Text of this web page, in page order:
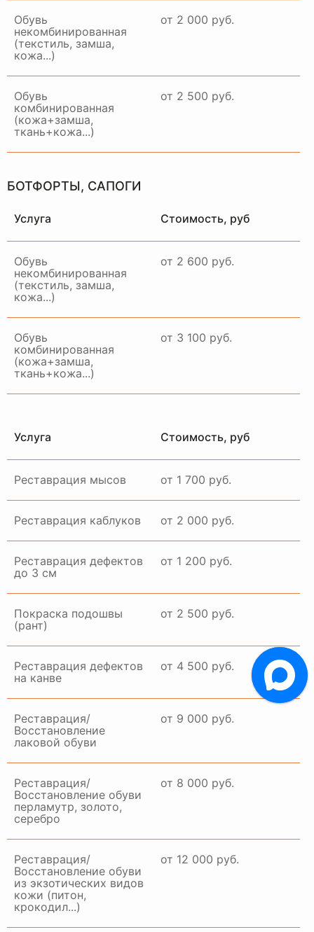
Обувь
некомбинированная
(текстиль, замша,
кожа...)
от 2 000 руб.
Обувь
комбинированная
(кожа+замша,
ткань+кожа...)
от 2 500 руб.
БОТФОРТЫ, САПОГИ
Услуга Стоимость, руб
Обувь
некомбинированная
(текстиль, замша,
кожа...)
от 2 600 руб.
Обувь
комбинированная
(кожа+замша,
ткань+кожа...)
от 3 100 руб.
Услуга Стоимость, руб
Реставрация мысов от 1 700 руб.
Реставрация каблуков от 2 000 руб.
Реставрация дефектов
до 3 см
от 1 200 руб.
Покраска подошвы
(рант)
от 2 500 руб.
Реставрация дефектов
на канве
от 4 500 руб.
Реставрация/
Восстановление
лаковой обуви
от 9 000 руб.
Реставрация/
Восстановление обуви
перламутр, золото,
серебро
от 8 000 руб.
Реставрация/
Восстановление обуви
из экзотических видов
кожи (питон,
крокодил...)
от 12 000 руб.
ЗАКАЗАТЬ ДОСТАВКУ
Примем ваше изделие,
качественно восстановим и
состоянии в удобное для вас
время и место